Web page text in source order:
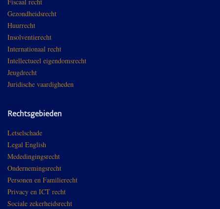
Gezondheidsrecht
Huurrecht
Insolventierecht
Internationaal recht
Intellectueel eigendomsrecht
Jeugdrecht
Juridische vaardigheden
Rechtsgebieden
Letselschade
Legal English
Mededingingsrecht
Ondernemingsrecht
Personen en Familierecht
Privacy en ICT recht
Sociale zekerheidsrecht